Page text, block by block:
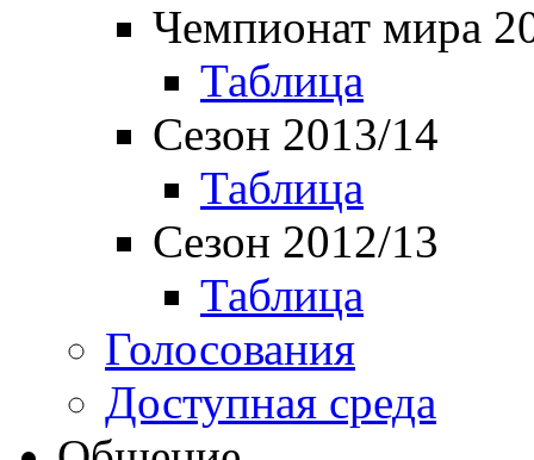
Чемпионат мира
Таблица
Сезон 2013/14
Таблица
Сезон 2012/13
Таблица
Голосования
Доступная среда